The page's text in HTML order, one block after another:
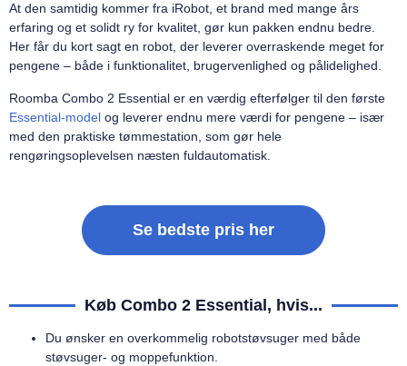
At den samtidig kommer fra iRobot, et brand med mange års
erfaring og et solidt ry for kvalitet, gør kun pakken endnu bedre.
Her får du kort sagt en robot, der leverer overraskende meget for
pengene – både i funktionalitet, brugervenlighed og pålidelighed.
Roomba Combo 2 Essential er en værdig efterfølger til den første
Essential-model og leverer endnu mere værdi for pengene – især
med den praktiske tømmestation, som gør hele
rengøringsoplevelsen næsten fuldautomatisk.
Se bedste pris her
Køb Combo 2 Essential, hvis...
Du ønsker en overkommelig robotstøvsuger med både
støvsuger- og moppefunktion.